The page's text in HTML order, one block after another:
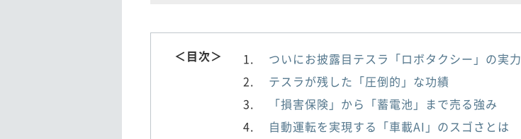
＜目次＞
ついにお披露目テスラ「ロボタクシー」の実力
テスラが残した「圧倒的」な功績
「損害保険」から「蓄電池」まで売る強み
自動運転を実現する「車載AI」のスゴさとは